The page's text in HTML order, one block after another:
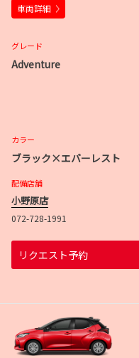
車両詳細
グレード
Adventure
カラー
ブラック×エバーレスト
配備店舗
小野原店
072-728-1991
リクエスト予約